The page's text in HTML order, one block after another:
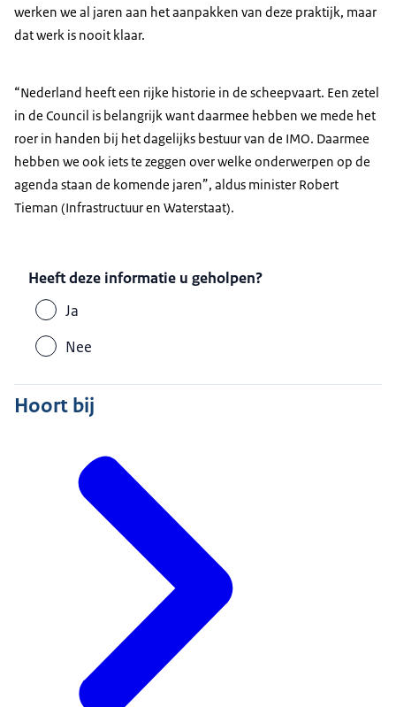
werken we al jaren aan het aanpakken van deze praktijk, maar
dat werk is nooit klaar.
“Nederland heeft een rijke historie in de scheepvaart. Een zetel
in de Council is belangrijk want daarmee hebben we mede het
roer in handen bij het dagelijks bestuur van de IMO. Daarmee
hebben we ook iets te zeggen over welke onderwerpen op de
agenda staan de komende jaren”, aldus minister Robert
Tieman (Infrastructuur en Waterstaat).
Heeft deze informatie u geholpen?
Ja
Nee
Hoort bij